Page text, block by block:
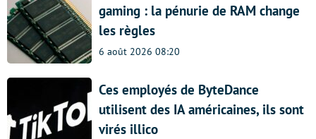
gaming : la pénurie de RAM change
les règles
6 août 2026 08:20
Ces employés de ByteDance
utilisent des IA américaines, ils sont
virés illico